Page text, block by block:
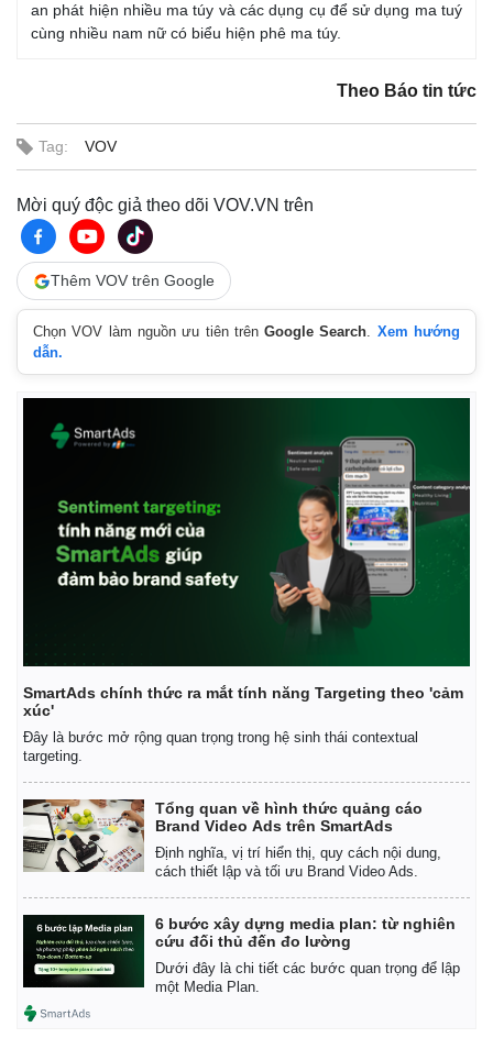
Kinh tế
Bất động sản
Khởi nghiệp
Thị trường
Giá vàng
Tiêu dùng
Tỷ giá
Chứng khoán
Giá cà phê
an phát hiện nhiều ma túy và các dụng cụ để sử dụng ma tuý
cùng nhiều nam nữ có biểu hiện phê ma túy.
Theo Báo tin tức
Tag: VOV
Mời quý độc giả theo dõi VOV.VN trên
Thêm VOV trên Google
Chọn VOV làm nguồn ưu tiên trênGoogle Search. Xem hướng
dẫn.
SmartAds chính thức ra mắt tính năng Targeting theo 'cảm
xúc'
Đây là bước mở rộng quan trọng trong hệ sinh thái contextual
targeting.
Tổng quan về hình thức quảng cáo
Brand Video Ads trên SmartAds
Định nghĩa, vị trí hiển thị, quy cách nội dung,
cách thiết lập và tối ưu Brand Video Ads.
6 bước xây dựng media plan: từ nghiên
cứu đối thủ đến đo lường
Dưới đây là chi tiết các bước quan trọng để lập
một Media Plan.